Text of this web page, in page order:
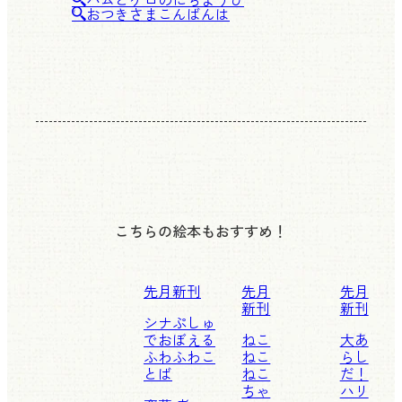
おつきさまこんばんは
こちらの絵本もおすすめ！
先月新刊
シナぷしゅ
でおぼえる
ふわふわこ
とば
先月
新刊
ねこ
ねこ
ねこ
ちゃ
先月
新刊
大あ
らし
だ！
ハリ